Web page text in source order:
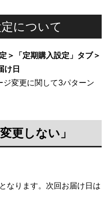
について
＞「定期購入設定」タブ＞
け日
変更に関して3パターン
更しない」
なります。次回お届け日は